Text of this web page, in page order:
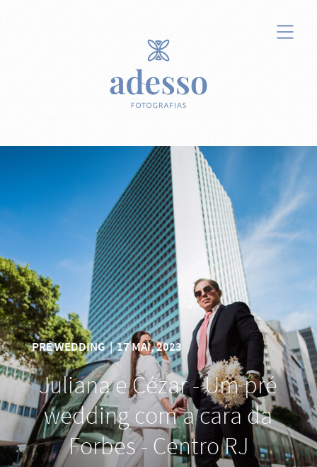
PRÉ WEDDING|17 MAI, 2023
Juliana e Cézar - Um pré
wedding com a cara da
Forbes - Centro RJ